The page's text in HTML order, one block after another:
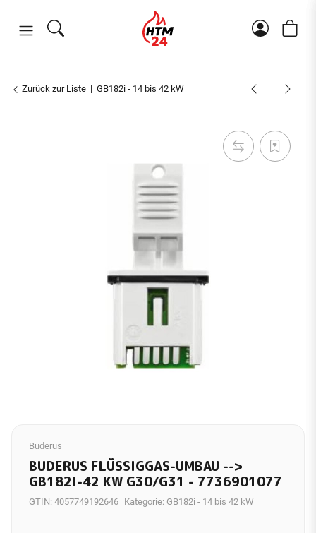
Zurück zur Liste GB182i - 14 bis 42 kW
Buderus
BUDERUS FLÜSSIGGAS-UMBAU -->
GB182I-42 KW G30/G31 - 7736901077
GTIN: 4057749192646 Kategorie: GB182i - 14 bis 42 kW